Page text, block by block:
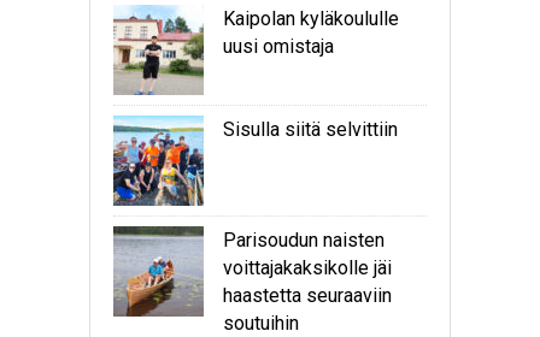
Kaipolan kyläkoululle
uusi omistaja
Sisulla siitä selvittiin
Parisoudun naisten
voittajakaksikolle jäi
haastetta seuraaviin
soutuihin